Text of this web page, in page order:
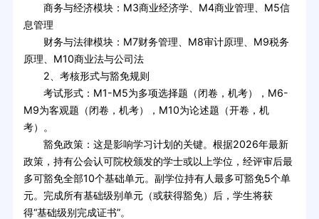
商务与经济模块：M3商业经济学、M4商业管理、M5信
息管理
财务与法律模块：M7财务管理、M8审计原理、M9税务
原理、M10商业法与公司法
2、考核形式与豁免规则
考试形式：M1-M5为多项选择题（闭卷，机考），M6-
M9为客观题（闭卷，机考），M10为论述题（开卷，机
考）。
豁免政策：这是影响学习计划的关键。根据2026年最新
政策，持有公会认可院校颁发的学士或以上学位，经评审后最
多可豁免全部10个基础单元。副学位持有人最多可豁免5个单
元。完成所有基础级别单元（或获得豁免）后，学生将获
得“基础级别完成证书”。